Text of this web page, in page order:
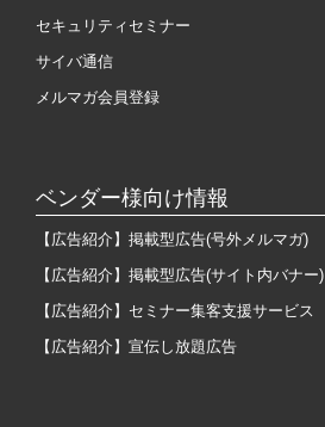
セキュリティセミナー
サイバ通信
メルマガ会員登録
ベンダー様向け情報
【広告紹介】掲載型広告(号外メルマガ)
【広告紹介】掲載型広告(サイト内バナー)
【広告紹介】セミナー集客支援サービス
【広告紹介】宣伝し放題広告